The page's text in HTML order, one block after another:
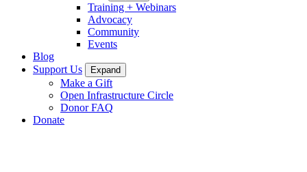
Training + Webinars
Advocacy
Community
Events
Blog
Support Us
Expand
Make a Gift
Open Infrastructure Circle
Donor FAQ
Donate